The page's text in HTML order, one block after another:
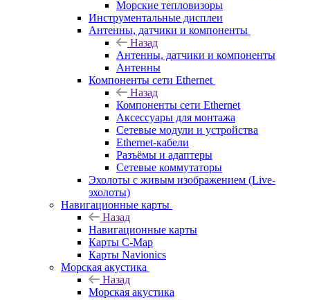
Морские тепловизоры
Инструментальные дисплеи
Антенны, датчики и компоненты
Назад
Антенны, датчики и компоненты
Антенны
Компоненты сети Ethernet
Назад
Компоненты сети Ethernet
Аксессуары для монтажа
Сетевые модули и устройства
Ethernet-кабели
Разъёмы и адаптеры
Сетевые коммутаторы
Эхолоты с живым изображением (Live-
эхолоты)
Навигационные карты
Назад
Навигационные карты
Карты C-Map
Карты Navionics
Морская акустика
Назад
Морская акустика